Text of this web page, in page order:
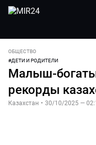
ОБЩЕСТВО
#ДЕТИ И РОДИТЕЛИ
Малыш-
рекорды
Казахстан • 30/10/2025 —